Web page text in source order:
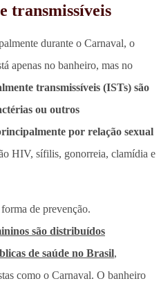
transmissíveis
durante o Carnaval, o
apenas no banheiro, mas no
transmissíveis (ISTs) são
ou outros
por relação sexual
HIV, sífilis, gonorreia, clamídia e
de prevenção.
são distribuídos
de saúde no Brasil,
como o Carnaval. O banheiro